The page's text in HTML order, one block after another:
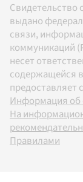
выдано
связи,
коммуникаций
несет
содержащейся
Информация об
На
Правилами